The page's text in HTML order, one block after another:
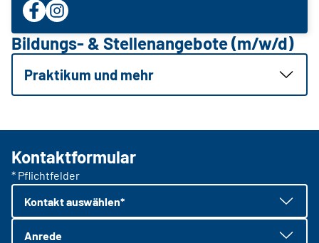
Bildungs- & Stellenangebote (m/w/d)
Praktikum und mehr
Kontaktformular
* Pflichtfelder
Kontakt auswählen*
Anrede